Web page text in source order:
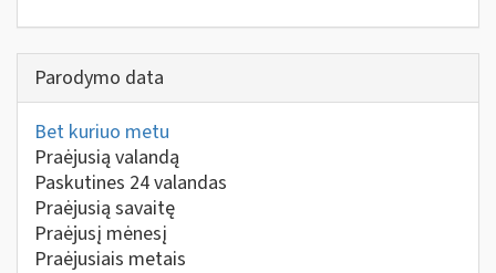
Parodymo data
Bet kuriuo metu
Praėjusią valandą
Paskutines 24 valandas
Praėjusią savaitę
Praėjusį mėnesį
Praėjusiais metais